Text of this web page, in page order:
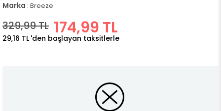
Marka : Breeze
329,99 TL 174,99 TL
29,16 TL 'den başlayan taksitlerle